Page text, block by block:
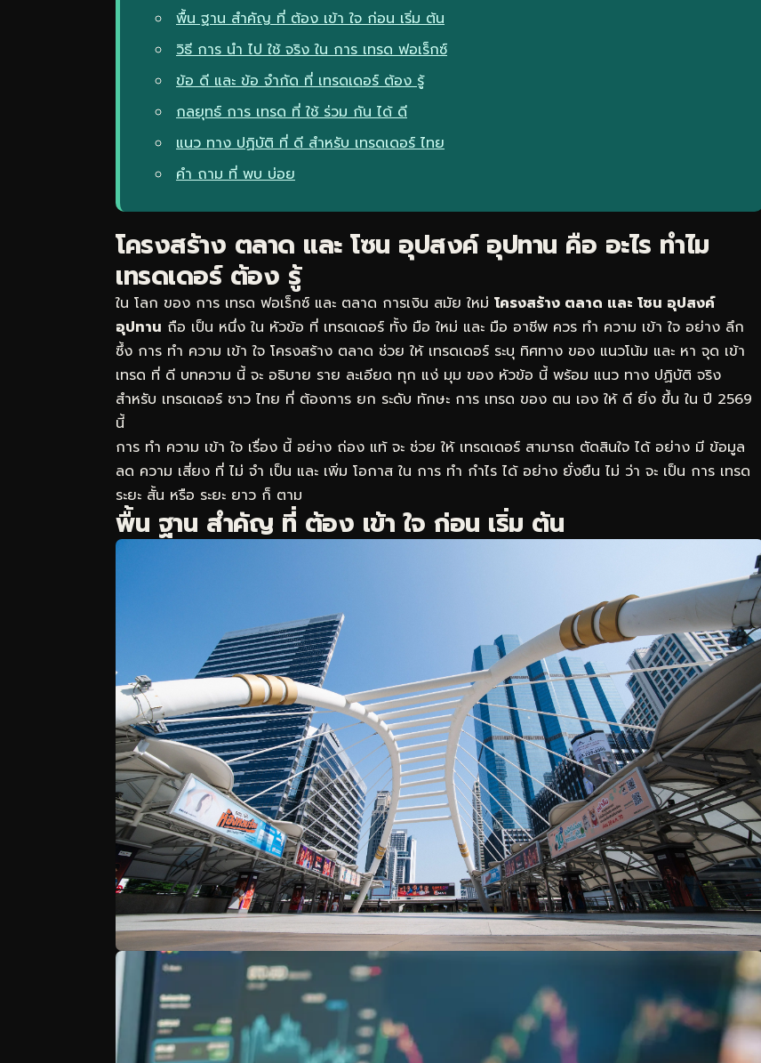
พื้น ฐาน สำคัญ ที่ ต้อง เข้า ใจ ก่อน เริ่ม ต้น
วิธี การ นำ ไป ใช้ จริง ใน การ เทรด ฟอเร็กซ์
ข้อ ดี และ ข้อ จำกัด ที่ เทรดเดอร์ ต้อง รู้
กลยุทธ์ การ เทรด ที่ ใช้ ร่วม กัน ได้ ดี
แนว ทาง ปฏิบัติ ที่ ดี สำหรับ เทรดเดอร์ ไทย
คำ ถาม ที่ พบ บ่อย
โครงสร้าง ตลาด และ โซน อุปสงค์ อุปทาน คือ อะไร ทำไม
เทรดเดอร์ ต้อง รู้
ใน โลก ของ การ เทรด ฟอเร็กซ์ และ ตลาด การเงิน สมัย ใหม่ โครงสร้าง ตลาด และ โซน อุปสงค์
อุปทาน ถือ เป็น หนึ่ง ใน หัวข้อ ที่ เทรดเดอร์ ทั้ง มือ ใหม่ และ มือ อาชีพ ควร ทำ ความ เข้า ใจ อย่าง ลึก
ซึ้ง การ ทำ ความ เข้า ใจ โครงสร้าง ตลาด ช่วย ให้ เทรดเดอร์ ระบุ ทิศทาง ของ แนวโน้ม และ หา จุด เข้า
เทรด ที่ ดี บทความ นี้ จะ อธิบาย ราย ละเอียด ทุก แง่ มุม ของ หัวข้อ นี้ พร้อม แนว ทาง ปฏิบัติ จริง
สำหรับ เทรดเดอร์ ชาว ไทย ที่ ต้องการ ยก ระดับ ทักษะ การ เทรด ของ ตน เอง ให้ ดี ยิ่ง ขึ้น ใน ปี 2569
นี้
การ ทำ ความ เข้า ใจ เรื่อง นี้ อย่าง ถ่อง แท้ จะ ช่วย ให้ เทรดเดอร์ สามารถ ตัดสินใจ ได้ อย่าง มี ข้อมูล
ลด ความ เสี่ยง ที่ ไม่ จำ เป็น และ เพิ่ม โอกาส ใน การ ทำ กำไร ได้ อย่าง ยั่งยืน ไม่ ว่า จะ เป็น การ เทรด
ระยะ สั้น หรือ ระยะ ยาว ก็ ตาม
พื้น ฐาน สำคัญ ที่ ต้อง เข้า ใจ ก่อน เริ่ม ต้น